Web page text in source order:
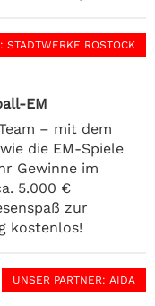
: STADTWERKE ROSTOCK
EM
– mit dem
die EM-Spiele
Gewinne im
5.000 €
zur
kostenlos!
UNSER PARTNER: AIDA